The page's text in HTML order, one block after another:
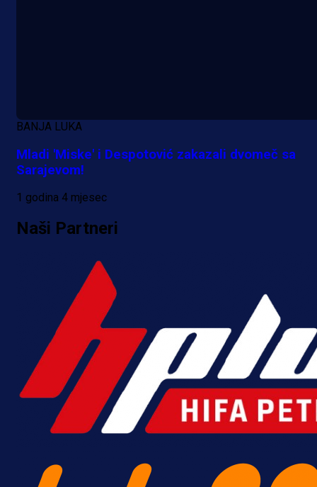
postati novo pojačanje Hajduka!
21 h 11 min
BANJA LUKA
Mladi 'Miske' i Despotović zakazali dvomeč sa
Sarajevom!
1 godina 4 mjesec
Naši Partneri